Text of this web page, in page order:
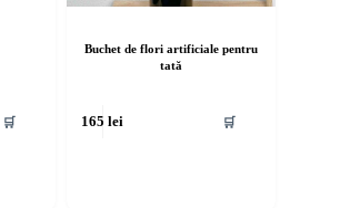
🛒
Buchet de flori artificiale pentru
tată
165lei 🛒